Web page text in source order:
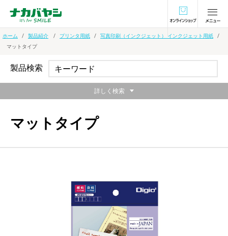
オンラインショ
ホーム 製品紹介 プリンタ用紙
写真印刷（インクジェット） インクジェット用紙
マットタイプ
マットタイプ
製品検索
詳しく検索